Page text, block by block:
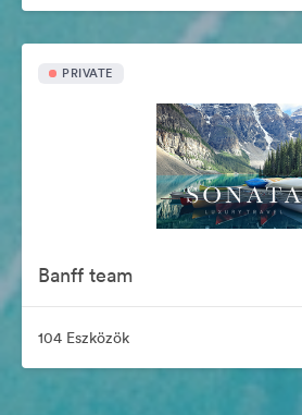
PRIVATE
Banff team
104 Eszközök